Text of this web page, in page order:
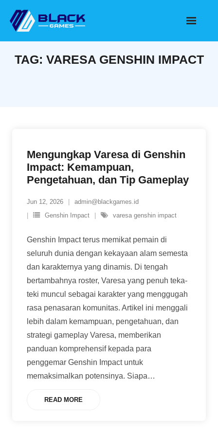
content
TAG: VARESA GENSHIN IMPACT
Mengungkap Varesa di Genshin
Impact: Kemampuan,
Pengetahuan, dan Tip Gameplay
Jun 12, 2026
admin@blackgames.id
Genshin Impact
varesa genshin impact
Genshin Impact terus memikat pemain di
seluruh dunia dengan kekayaan alam semesta
dan karakternya yang dinamis. Di tengah
bertambahnya roster, Varesa yang penuh teka-
teki muncul sebagai karakter yang menggugah
rasa penasaran komunitas. Artikel ini menggali
lebih dalam kemampuan, pengetahuan, dan
strategi gameplay Varesa, memberikan
panduan komprehensif kepada para
penggemar Genshin Impact untuk
memaksimalkan potensinya. Siapa…
READ MORE